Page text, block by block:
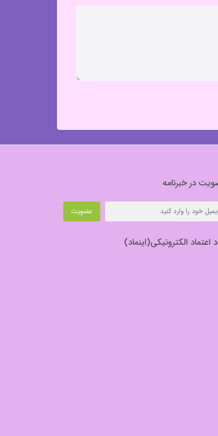
در خبرنامه
عضویت
اعتماد الکترونیکی(اینماد)